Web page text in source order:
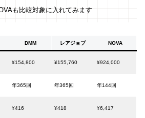
も比較対象に入れてみます
DMM レアジョブ NOVA
¥154,800 ¥155,760 ¥924,000
年365回 年365回 年144回
¥416 ¥418 ¥6,417